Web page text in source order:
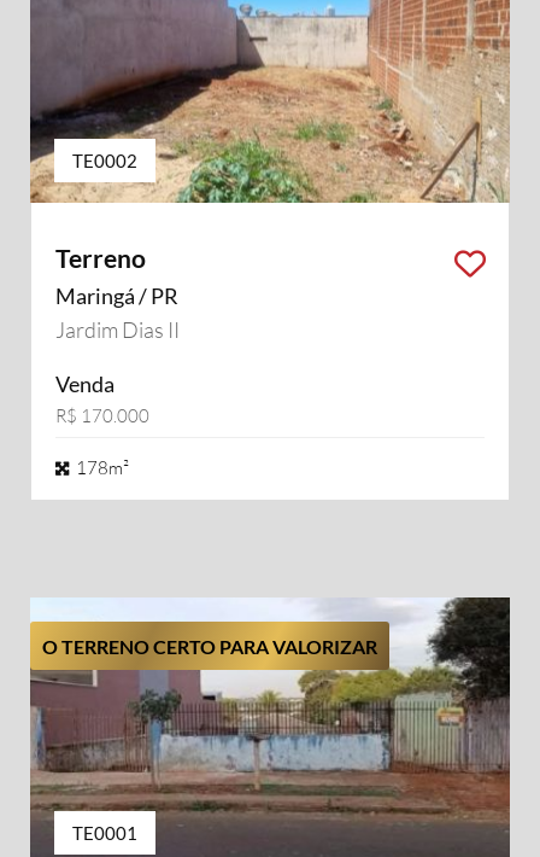
TE0002
Terreno
Maringá / PR
Jardim Dias II
Venda
R$ 170.000
178m²
O TERRENO CERTO PARA VALORIZAR
TE0001